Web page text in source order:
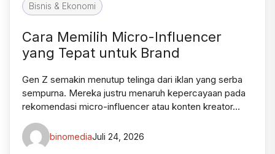
Bisnis & Ekonomi
Cara Memilih Micro-Influencer
yang Tepat untuk Brand
Gen Z semakin menutup telinga dari iklan yang serba
sempurna. Mereka justru menaruh kepercayaan pada
rekomendasi micro-influencer atau konten kreator…
binomediaJuli 24, 2026